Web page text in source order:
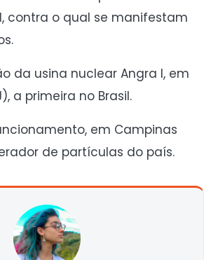
contra o qual se manifestam
da usina nuclear Angra I, em
a primeira no Brasil.
em Campinas
de partículas do país.